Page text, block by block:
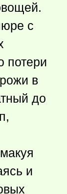
с
потери
в
до
и